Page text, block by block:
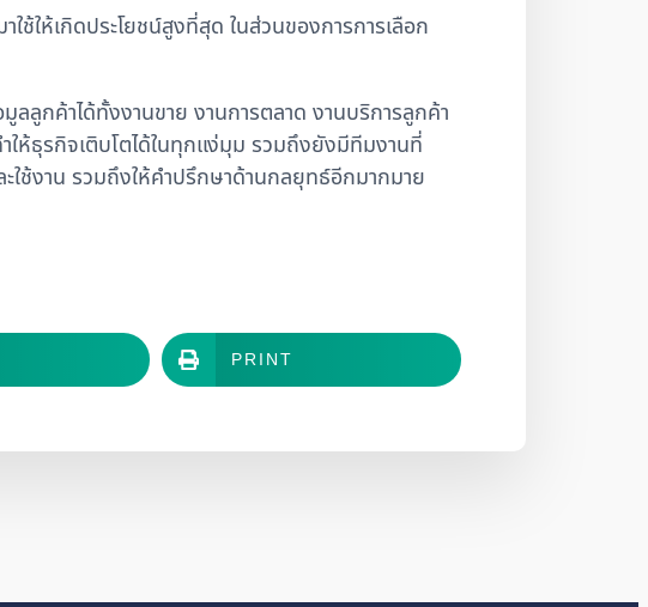
ช้ให้เกิดประโยชน์สูงที่สุด ในส่วนของการการเลือก
ลูกค้าได้ทั้งงานขาย งานการตลาด งานบริการลูกค้า
ให้ธุรกิจเติบโตได้ในทุกแง่มุม รวมถึงยังมีทีมงานที่
ช้งาน รวมถึงให้คำปรึกษาด้านกลยุทธ์อีกมากมาย
PRINT